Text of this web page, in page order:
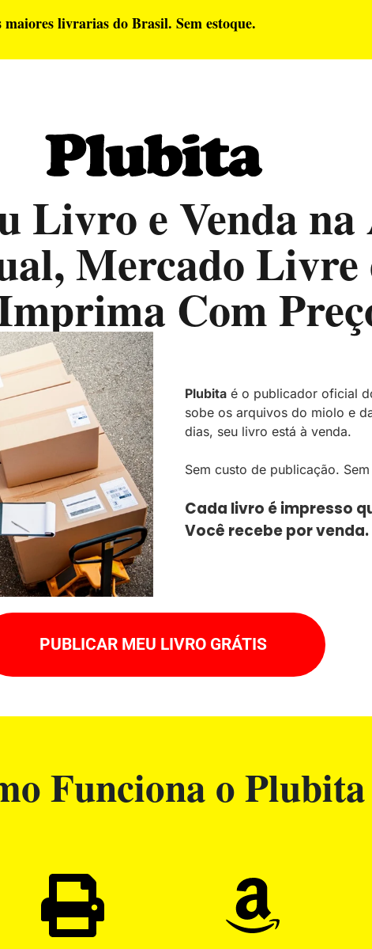
livrarias do Brasil. Sem estoque.
Livro e Venda na
Mercado Livre
Com
Plubita é o publicador oficial
sobe os arquivos do miolo e
dias, seu livro está à venda.
Sem custo de publicação.
Cada livro é impresso
Você recebe por venda.
PUBLICAR MEU LIVRO GRÁTIS
Funciona o Plubita